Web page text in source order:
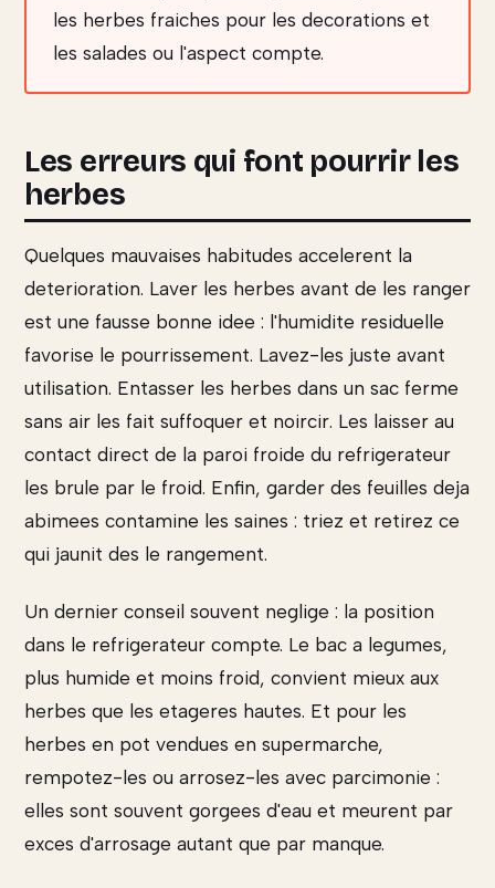
les herbes fraiches pour les decorations et
les salades ou l'aspect compte.
Les erreurs qui font pourrir les
herbes
Quelques mauvaises habitudes accelerent la
deterioration. Laver les herbes avant de les ranger
est une fausse bonne idee : l'humidite residuelle
favorise le pourrissement. Lavez-les juste avant
utilisation. Entasser les herbes dans un sac ferme
sans air les fait suffoquer et noircir. Les laisser au
contact direct de la paroi froide du refrigerateur
les brule par le froid. Enfin, garder des feuilles deja
abimees contamine les saines : triez et retirez ce
qui jaunit des le rangement.
Un dernier conseil souvent neglige : la position
dans le refrigerateur compte. Le bac a legumes,
plus humide et moins froid, convient mieux aux
herbes que les etageres hautes. Et pour les
herbes en pot vendues en supermarche,
rempotez-les ou arrosez-les avec parcimonie :
elles sont souvent gorgees d'eau et meurent par
exces d'arrosage autant que par manque.